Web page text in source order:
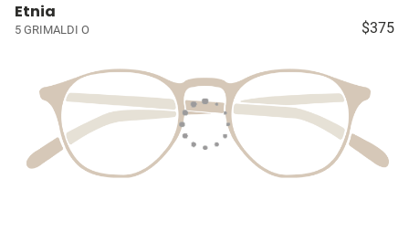
Etnia
5 GRIMALDI O $375